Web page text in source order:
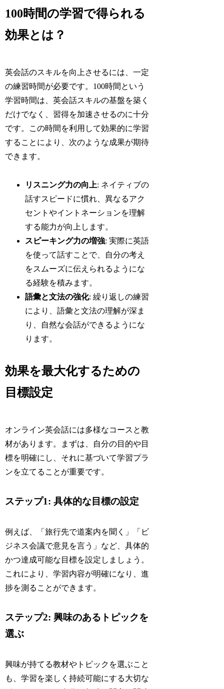
100時間の学習で得られる
効果とは？
英会話のスキルを向上させるには、一定
の練習時間が必要です。100時間という
学習時間は、英会話スキルの基盤を築く
だけでなく、習得を加速させるのに十分
です。この時間を利用して効果的に学習
することにより、次のような成果が期待
できます。
リスニング力の向上: ネイティブの
話すスピードに慣れ、異なるアク
セントやイントネーションを理解
する能力が向上します。
スピーキング力の増強: 実際に英語
を使って話すことで、自分の考え
をスムーズに伝えられるようにな
る経験を積みます。
語彙と文法の強化: 繰り返しの練習
により、語彙と文法の理解が深ま
り、自然な会話ができるようにな
ります。
効果を最大化するための
目標設定
オンライン英会話には多様なコースと教
材があります。まずは、自分の目的や目
標を明確にし、それに基づいて学習プラ
ンを立てることが重要です。
ステップ1: 具体的な目標の設定
例えば、「旅行先で道案内を聞く」「ビ
ジネス会議で意見を言う」など、具体的
かつ達成可能な目標を設定しましょう。
これにより、学習内容が明確になり、進
捗を測ることができます。
ステップ2: 興味のあるトピックを
選ぶ
興味が持てる教材やトピックを選ぶこと
も、学習を楽しく持続可能にする大切な